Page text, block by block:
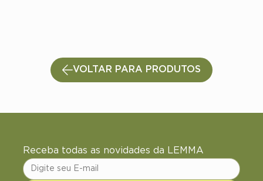
VOLTAR PARA PRODUTOS
Receba todas as novidades da LEMMA